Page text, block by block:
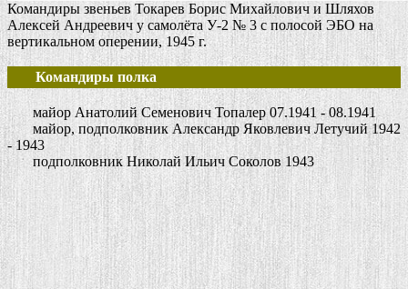
Командиры звеньев Токарев Борис Михайлович и Шляхов
Алексей Андреевич у самолёта У-2 № 3 с полосой ЭБО на
вертикальном оперении, 1945 г.
Командиры полка
майор Анатолий Семенович Топалер 07.1941 - 08.1941
майор, подполковник Александр Яковлевич Летучий 1942
- 1943
подполковник Николай Ильич Соколов 1943